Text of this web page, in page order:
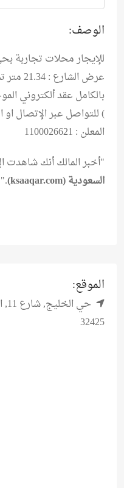
الوصف:
عرض
المعلن : 1100026621
"أخبر المالك أنك شاهدت
السعودية (ksaaqar.com)
."
الموقع:
32425